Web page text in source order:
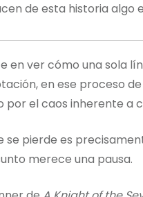
de esta historia algo
en ver cómo una sola
en ese proceso
por el caos inherente
se pierde es
merece una pausa.